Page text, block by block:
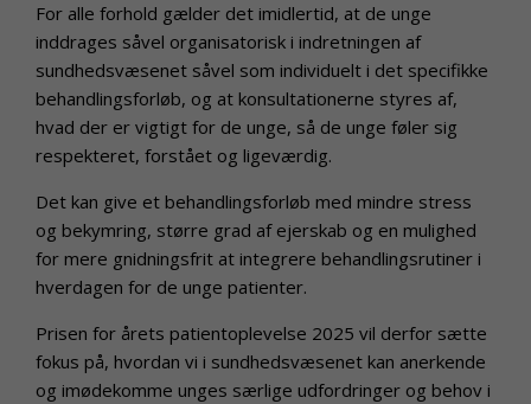
For alle forhold gælder det imidlertid, at de unge
inddrages såvel organisatorisk i indretningen af
sundhedsvæsenet såvel som individuelt i det specifikke
behandlingsforløb, og at konsultationerne styres af,
hvad der er vigtigt for de unge, så de unge føler sig
respekteret, forstået og ligeværdig.
Det kan give et behandlingsforløb med mindre stress
og bekymring, større grad af ejerskab og en mulighed
for mere gnidningsfrit at integrere behandlingsrutiner i
hverdagen for de unge patienter.
Prisen for årets patientoplevelse 2025 vil derfor sætte
fokus på, hvordan vi i sundhedsvæsenet kan anerkende
og imødekomme unges særlige udfordringer og behov i